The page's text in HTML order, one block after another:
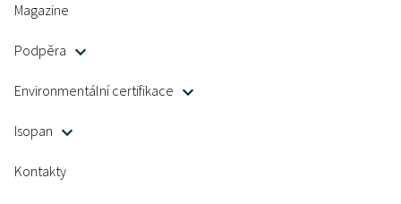
Magazine
Podpěra
Environmentální certifikace
Isopan
Kontakty